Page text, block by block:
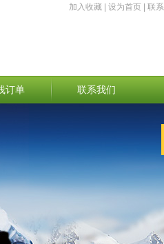
加入收藏 设为首页 联
订单 联系我们